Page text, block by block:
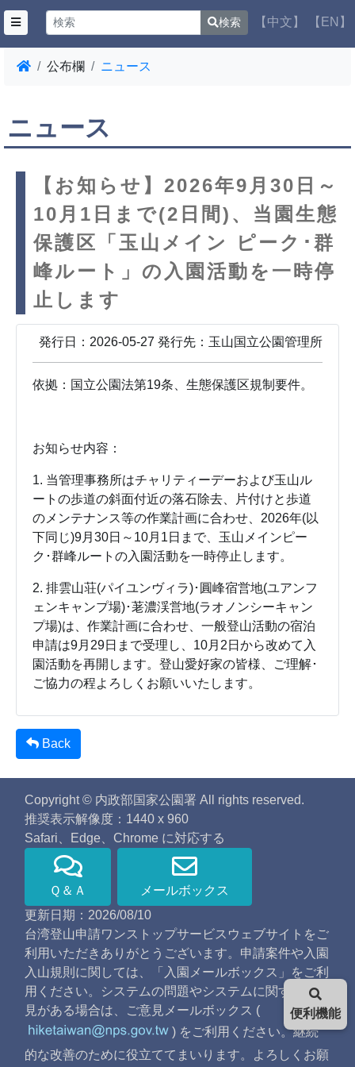
検索 【中文】 【EN】
公布欄 ニュース
ニュース
【お知らせ】2026年9月30日～
10月1日まで(2日間)、当園生態
保護区「玉山メイン ピーク･群
峰ルート」の入園活動を一時停
止します
発行日：2026-05-27 発行先：玉山国立公園管理所
依拠：国立公園法第19条、生態保護区規制要件。
お知らせ内容：
1. 当管理事務所はチャリティーデーおよび玉山ル
ートの歩道の斜面付近の落石除去、片付けと歩道
のメンテナンス等の作業計画に合わせ、2026年(以
下同じ)9月30日～10月1日まで、玉山メインピー
ク･群峰ルートの入園活動を一時停止します。
2. 排雲山荘(パイユンヴィラ)･圓峰宿営地(ユアンフ
ェンキャンプ場)･荖濃渓営地(ラオノンシーキャン
プ場)は、作業計画に合わせ、一般登山活動の宿泊
申請は9月29日まで受理し、10月2日から改めて入
園活動を再開します。登山愛好家の皆様、ご理解･
ご協力の程よろしくお願いいたします。
Back
Copyright © 内政部国家公園署 All rights reserved.
推奨表示解像度：1440 x 960
Safari、Edge、Chrome に対応する
Ｑ＆Ａ
メールボックス
更新日期：2026/08/10
台湾登山申請ワンストップサービスウェブサイトをご
利用いただきありがとうございます。申請案件や入園
入山規則に関しては、「入園メールボックス」をご利
用ください。システムの問題やシステムに関するご意
見がある場合は、ご意見メールボックス (
) をご利用ください。継続
的な改善のために役立ててまいります。よろしくお願
便利機能